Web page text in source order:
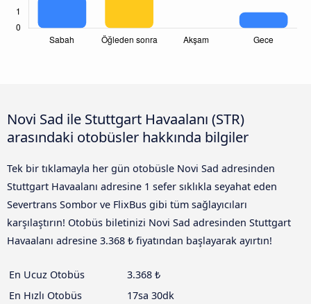
Novi Sad ile Stuttgart Havaalanı (STR)
arasındaki otobüsler hakkında bilgiler
Tek bir tıklamayla her gün otobüsle Novi Sad adresinden
Stuttgart Havaalanı adresine 1 sefer sıklıkla seyahat eden
Severtrans Sombor ve FlixBus gibi tüm sağlayıcıları
karşılaştırın! Otobüs biletinizi Novi Sad adresinden Stuttgart
Havaalanı adresine 3.368 ₺ fiyatından başlayarak ayırtın!
En Ucuz Otobüs
3.368 ₺
En Hızlı Otobüs
17sa 30dk